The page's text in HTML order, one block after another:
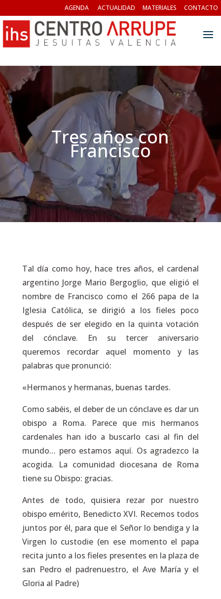
AGENDA ACTUALIDAD MATERIALES CONTACTO
Tres años con
Francisco
Tal día como hoy, hace tres años, el cardenal
argentino Jorge Mario Bergoglio, que eligió el
nombre de Francisco como el 266 papa de la
Iglesia Católica, se dirigió a los fieles poco
después de ser elegido en la quinta votación
del cónclave. En su tercer aniversario
queremos recordar aquel momento y las
palabras que pronunció:
«Hermanos y hermanas, buenas tardes.
Como sabéis, el deber de un cónclave es dar un
obispo a Roma. Parece que mis hermanos
cardenales han ido a buscarlo casi al fin del
mundo… pero estamos aquí. Os agradezco la
acogida. La comunidad diocesana de Roma
tiene su Obispo: gracias.
Antes de todo, quisiera rezar por nuestro
obispo emérito, Benedicto XVI. Recemos todos
juntos por él, para que el Señor lo bendiga y la
Virgen lo custodie (en ese momento el papa
recita junto a los fieles presentes en la plaza de
san Pedro el padrenuestro, el Ave María y el
Gloria al Padre)